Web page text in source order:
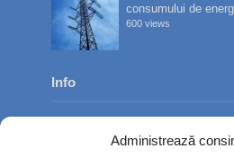
Administrează
consumului de
600 views
Info